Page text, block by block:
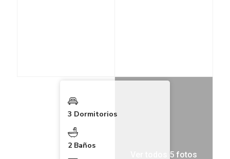
Ver todos 5 fotos
3 Dormitorios
2 Baños